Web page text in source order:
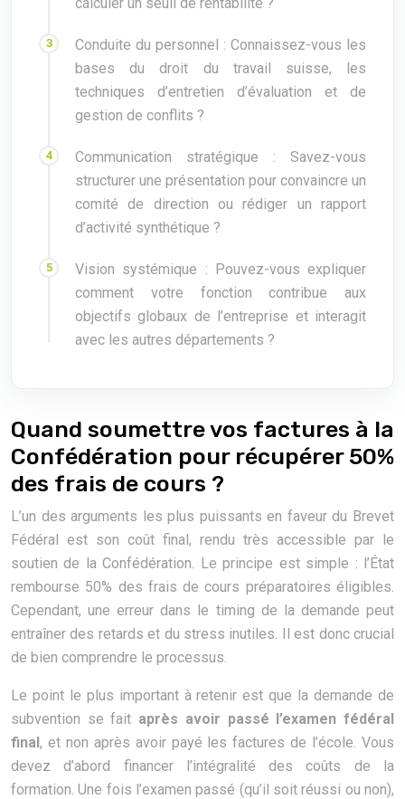
Conduite du personnel : Connaissez-vous les
bases du droit du travail suisse, les
techniques d’entretien d’évaluation et de
gestion de conflits ?
Communication stratégique : Savez-vous
structurer une présentation pour convaincre un
comité de direction ou rédiger un rapport
d’activité synthétique ?
Vision systémique : Pouvez-vous expliquer
comment votre fonction contribue aux
objectifs globaux de l’entreprise et interagit
avec les autres départements ?
Quand soumettre vos factures à la
Confédération pour récupérer 50%
des frais de cours ?
L’un des arguments les plus puissants en faveur du Brevet
Fédéral est son coût final, rendu très accessible par le
soutien de la Confédération. Le principe est simple : l’État
rembourse 50% des frais de cours préparatoires éligibles.
Cependant, une erreur dans le timing de la demande peut
entraîner des retards et du stress inutiles. Il est donc crucial
de bien comprendre le processus.
Le point le plus important à retenir est que la demande de
subvention se fait après avoir passé l’examen fédéral
final, et non après avoir payé les factures de l’école. Vous
devez d’abord financer l’intégralité des coûts de la
formation. Une fois l’examen passé (qu’il soit réussi ou non),